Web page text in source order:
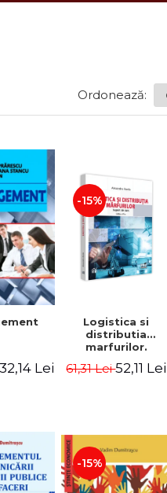
Ordonează:
32,14 Lei
-15%
Logistica si
distributia
marfurilor.
Editia a VI-a -
61,31 Lei52,11 Lei
-15%